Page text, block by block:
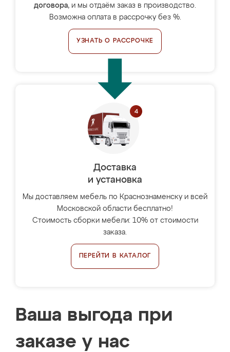
договора, и мы отдаём заказ в производство.
Возможна оплата в рассрочку без %.
УЗНАТЬ О РАССРОЧКЕ
Доставка
и установка
Мы доставляем мебель по Краснознаменску и всей
Московской области бесплатно!
Стоимость сборки мебели: 10% от стоимости
заказа.
ПЕРЕЙТИ В КАТАЛОГ
Ваша выгода при
заказе у нас